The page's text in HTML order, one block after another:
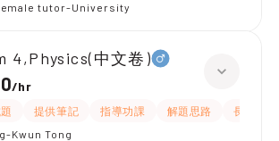
tutor-University
4,Physics(中文卷)
/hr
提供筆記 指導功課 解題思路
長期補習
Kwun Tong